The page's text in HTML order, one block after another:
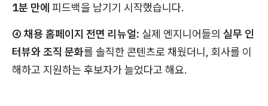
1분 만에 피드백을 남기기 시작했습니다.
④ 채용 홈페이지 전면 리뉴얼: 실제 엔지니어들의 실무 인
터뷰와 조직 문화를 솔직한 콘텐츠로 채웠더니, 회사를 이
해하고 지원하는 후보자가 늘었다고 해요.